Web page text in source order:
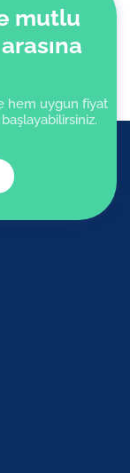
mutlu
hem uygun fiyat